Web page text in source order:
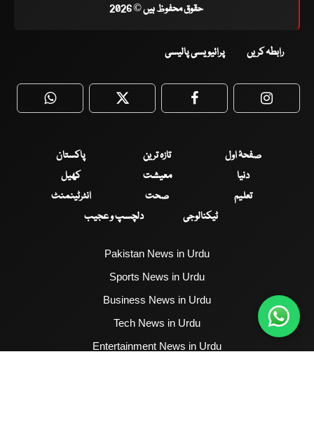
حقوق محفوظ ہیں © 2026
رابطہ کریں پرائیویسی پالیسی
WhatsApp Twitter Facebook
صفحۂ اول تازہ ترین
پاکستان
دنیا
معیشت
کھیل
تعلیم
صحت
انٹرٹینمنٹ
ٹیکنالوجی
دلچسپ و عجیب
Pakistan News in Urdu
Sports News in Urdu
Business News in Urdu
Tech News in Urdu
Entertainment News in Urdu